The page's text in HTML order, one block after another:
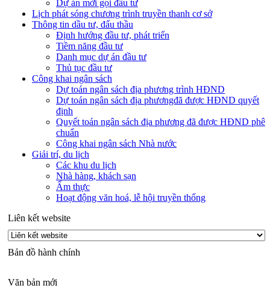
Dự án mời gọi đầu tư
Lịch phát sóng chương trình truyền thanh cơ sở
Thông tin dầu tư, đấu thầu
Định hướng đầu tư, phát triển
Tiềm năng đầu tư
Danh mục dự án đầu tư
Thủ tục đầu tư
Công khai ngân sách
Dự toán ngân sách địa phương trình HĐND
Dự toán ngân sách địa phươngđã được HĐND quyết
định
Quyết toán ngân sách địa phương đã được HĐND phê
chuẩn
Công khai ngân sách Nhà nước
Giải trí, du lịch
Các khu du lịch
Nhà hàng, khách sạn
Ẩm thực
Hoạt động văn hoá, lễ hội truyền thống
Liên kết website
Bản đồ hành chính
Văn bản mới